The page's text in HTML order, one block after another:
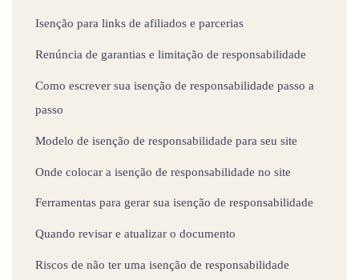
Isenção para links de afiliados e parcerias
Renúncia de garantias e limitação de responsabilidade
Como escrever sua isenção de responsabilidade passo a
passo
Modelo de isenção de responsabilidade para seu site
Onde colocar a isenção de responsabilidade no site
Ferramentas para gerar sua isenção de responsabilidade
Quando revisar e atualizar o documento
Riscos de não ter uma isenção de responsabilidade